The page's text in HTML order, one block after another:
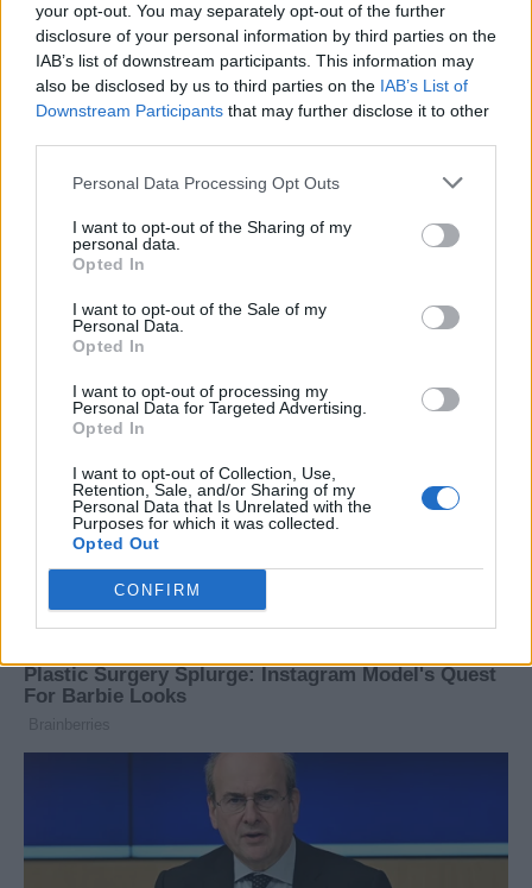
your opt-out. You may separately opt-out of the further
disclosure of your personal information by third parties on the
IAB’s list of downstream participants. This information may
also be disclosed by us to third parties on the IAB’s List of
Downstream Participants that may further disclose it to other
Personal Data Processing Opt Outs
I want to opt-out of the Sharing of my
personal data.
Opted In
I want to opt-out of the Sale of my
Personal Data.
Opted In
I want to opt-out of processing my
Personal Data for Targeted Advertising.
Opted In
I want to opt-out of Collection, Use,
Retention, Sale, and/or Sharing of my
Personal Data that Is Unrelated with the
Purposes for which it was collected.
Opted Out
CONFIRM